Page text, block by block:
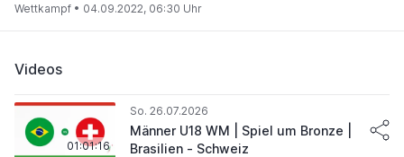
Wettkampf • 04.09.2022, 06:30 Uhr
Videos
01:01:16
So. 26.07.2026
Männer U18 WM | Spiel um Bronze |
Brasilien - Schweiz